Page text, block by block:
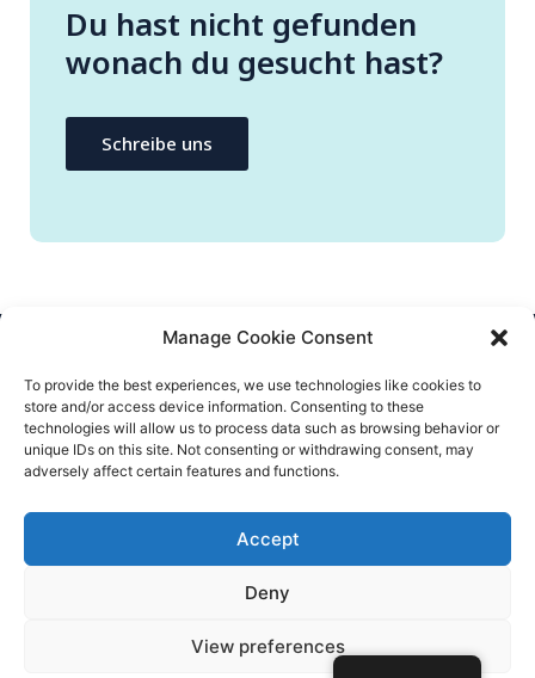
Manage Cookie Consent
To provide the best experiences, we use technologies like cookies to
store and/or access device information. Consenting to these
technologies will allow us to process data such as browsing behavior or
unique IDs on this site. Not consenting or withdrawing consent, may
adversely affect certain features and functions.
Accept
Deny
View preferences
Du hast nicht gefunden
wonach du gesucht hast?
Schreibe uns
info@flatify-app.com
© Flatify 2020 – All rights reserved
Datenschutz
Impressum